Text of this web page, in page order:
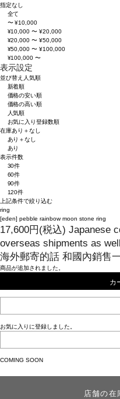
指定なし
全て
〜 ¥10,000
¥10,000 〜 ¥20,000
¥20,000 〜 ¥50,000
¥50,000 〜 ¥100,000
¥100,000 〜
表示設定
並び替え 人気順
新着順
価格の安い順
価格の高い順
人気順
お気に入り登録数順
在庫あり＋なし
あり＋なし
あり
表示件数
30件
60件
90件
120件
上記条件で絞り込む
ring
[eden] pebble rainbow moon stone ring
17,600円 (税込) Japanese
overseas shipments as
海外郵寄的話 和國內銷售
商品が追加されました。
カ
お気に入りに登録しました。
COMING SOON
店舗の在